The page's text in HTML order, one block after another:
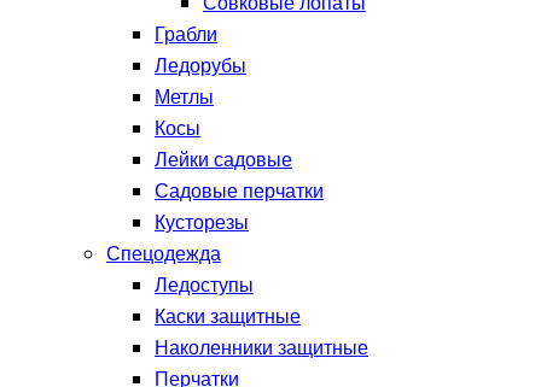
Грабли
Ледорубы
Метлы
Косы
Лейки садовые
Садовые перчатки
Кусторезы
Спецодежда
Ледоступы
Каски защитные
Наколенники защитные